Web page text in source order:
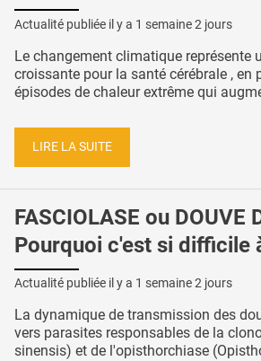
Actualité publiée il y a 1 semaine 2 jours
Le changement climatique représente
croissante pour la santé cérébrale , en
épisodes de chaleur extrême qui
LIRE LA SUITE
FASCIOLASE ou DOUVE
Pourquoi c'est si difficile
Actualité publiée il y a 1 semaine 2 jours
La dynamique de transmission des
vers parasites responsables de la
sinensis) et de l'opisthorchiase